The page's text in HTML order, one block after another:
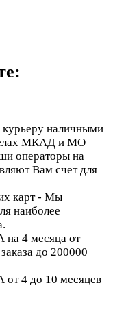
наличными
МКАД и МО
на
Вам счет для
карт - Мы
наиболее
4 месяца от
до 200000
4 до 10 месяцев